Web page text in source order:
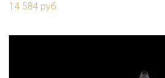
14 584 руб.